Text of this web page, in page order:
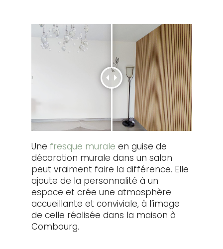
Une fresque murale en guise de
décoration murale dans un salon
peut vraiment faire la différence. Elle
ajoute de la personnalité à un
espace et crée une atmosphère
accueillante et conviviale, à l’image
de celle réalisée dans la maison à
Combourg.